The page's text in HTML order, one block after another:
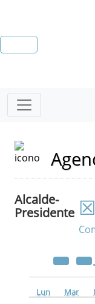
Alcalde-
Presidente ☒
Lun Mar